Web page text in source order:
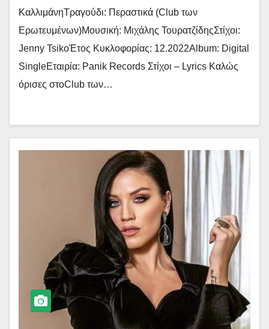
ΚαλλιμάνηΤραγούδι: Περαστικά (Club των
Ερωτευμένων)Μουσική: Μιχάλης ΤουρατζίδηςΣτίχοι:
Jenny TsikoΈτος Κυκλοφορίας: 12.2022Album: Digital
SingleΕταιρία: Panik Records Στίχοι – Lyrics Καλώς
όρισες στοClub των…